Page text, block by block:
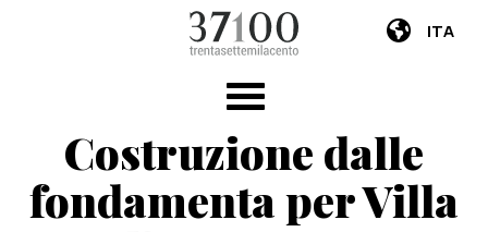
ITA
Costruzione dalle
fondamenta per Villa